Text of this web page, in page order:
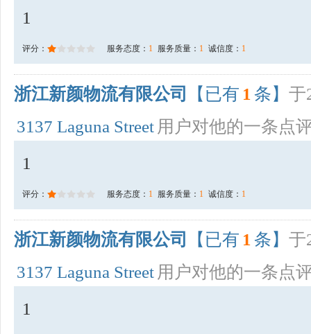
1
评分： 服务态度： 1 服务质量： 1 诚信度： 1
浙江新颜物流有限公司 【已有 1 条】 于
3137 Laguna Street 用户对他的一条点
1
评分： 服务态度： 1 服务质量： 1 诚信度： 1
浙江新颜物流有限公司 【已有 1 条】 于
3137 Laguna Street 用户对他的一条点
1